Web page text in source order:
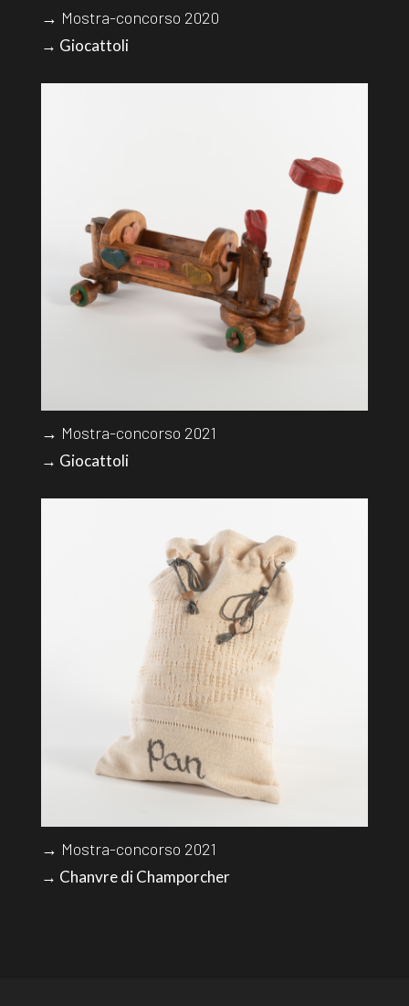
→ Mostra-concorso 2020
→ Giocattoli
→ Mostra-concorso 2021
→ Giocattoli
→ Mostra-concorso 2021
→ Chanvre di Champorcher